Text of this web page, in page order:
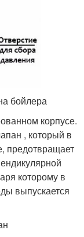
бойлера
корпусе.
, который в
предотвращает
которому в
выпускается